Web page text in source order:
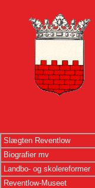
Slægten Reventlow
Biografier mv
Landbo- og skolereformer
Reventlow-Museet